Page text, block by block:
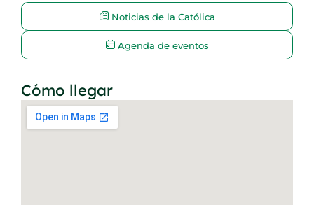
Noticias de la Católica
Agenda de eventos
Cómo llegar